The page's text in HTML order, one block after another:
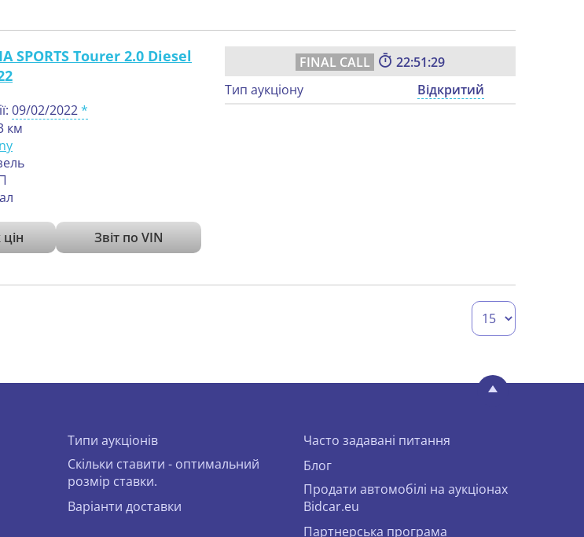
SPORTS Tourer 2.0 Diesel
09/02/2022
км
Звіт по VIN
22:51:28
Тип аукціону
Відкритий
Типи аукціонів
Скільки ставити - оптимальний
розмір ставки.
Варіанти доставки
Часто задавані питання
Блог
Продати автомобілі на аукціонах
Bidcar.eu
Партнерська програма